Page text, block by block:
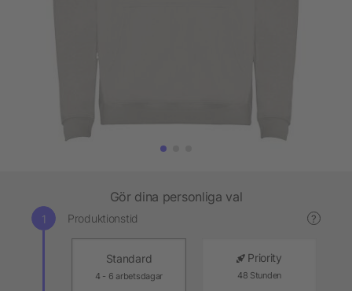
Gör dina personliga val
Produktionstid ?
Standard
4 - 6 arbetsdagar
Priority
48 Stunden